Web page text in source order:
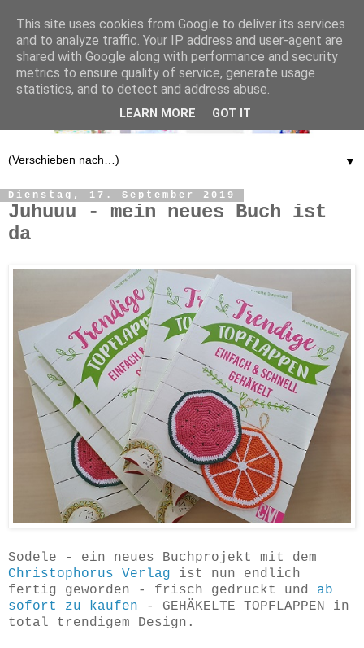
▼
Dienstag, 17. September 2019
Juhuuu - mein neues Buch ist
da
Sodele - ein neues Buchprojekt mit dem
Christophorus Verlag ist nun endlich
fertig geworden - frisch gedruckt und ab
sofort zu kaufen
- GEHÄKELTE TOPFLAPPEN in
total trendigem Design.
This site uses cookies from Google to deliver its services
and to analyze traffic. Your IP address and user-agent are
shared with Google along with performance and security
metrics to ensure quality of service, generate usage
statistics, and to detect and address abuse.
LEARN MORE GOT IT